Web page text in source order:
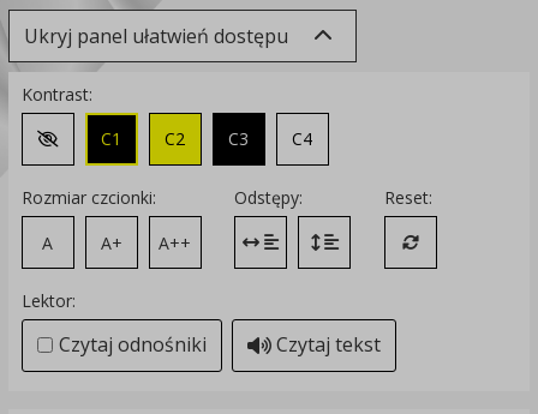
Ukryj panel ułatwień dostępu
Kontrast:
Zmień kontrast na domyślny
C1 C2 C3 C4
Rozmiar czcionki:
A
A+ A++
Odstępy:
Zmień odstęp między literami
Zmień interlinię i margines
Reset:
Przywróć
Lektor:
Czytaj odnośniki Czytaj tekst